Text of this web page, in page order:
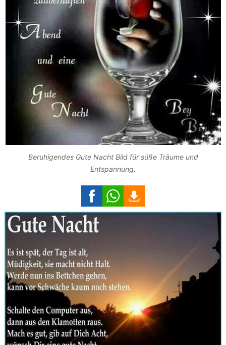
Beruhigendes Gute Nacht Bild für süße Träume und
Entspannung.